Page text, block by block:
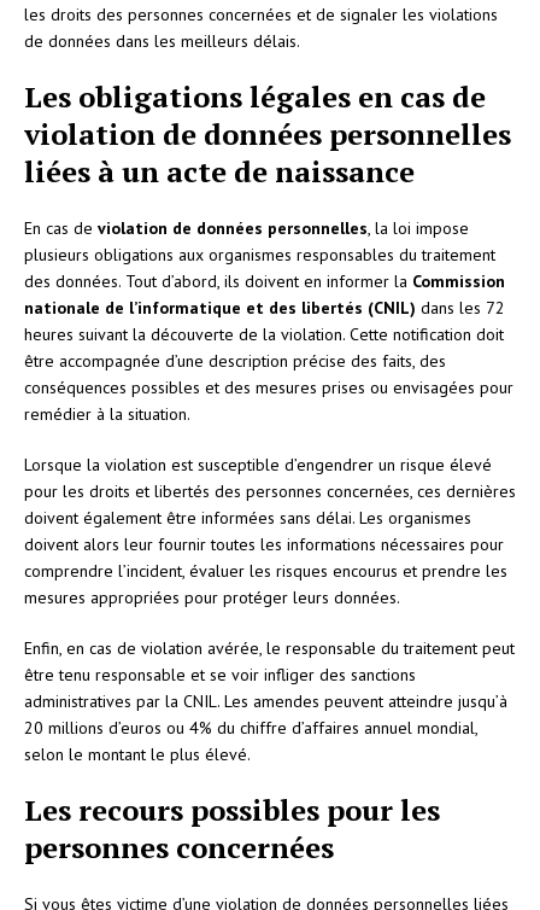
les droits des personnes concernées et de signaler les violations
de données dans les meilleurs délais.
Les obligations légales en cas de
violation de données personnelles
liées à un acte de naissance
En cas de violation de données personnelles, la loi impose
plusieurs obligations aux organismes responsables du traitement
des données. Tout d’abord, ils doivent en informer la Commission
nationale de l’informatique et des libertés (CNIL) dans les 72
heures suivant la découverte de la violation. Cette notification doit
être accompagnée d’une description précise des faits, des
conséquences possibles et des mesures prises ou envisagées pour
remédier à la situation.
Lorsque la violation est susceptible d’engendrer un risque élevé
pour les droits et libertés des personnes concernées, ces dernières
doivent également être informées sans délai. Les organismes
doivent alors leur fournir toutes les informations nécessaires pour
comprendre l’incident, évaluer les risques encourus et prendre les
mesures appropriées pour protéger leurs données.
Enfin, en cas de violation avérée, le responsable du traitement peut
être tenu responsable et se voir infliger des sanctions
administratives par la CNIL. Les amendes peuvent atteindre jusqu’à
20 millions d’euros ou 4% du chiffre d’affaires annuel mondial,
selon le montant le plus élevé.
Les recours possibles pour les
personnes concernées
Si vous êtes victime d’une violation de données personnelles liées